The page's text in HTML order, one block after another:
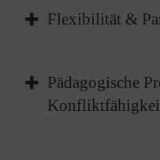
Der Mensch steht
Arbeit. Wir
Vernetzung. In
Flexibilität &
Wir haben den Mut,
anzunehmen und
bewältigen. Wir
Pädagogische